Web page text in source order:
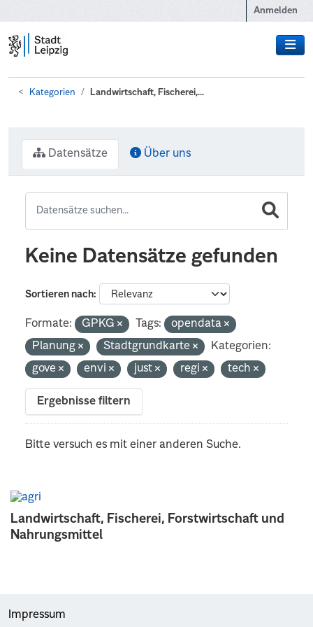
Anmelden
Kategorien Landwirtschaft, Fischerei,...
Landwirtschaft, Fischerei, Forstwirtschaft und
Nahrungsmittel
Datensätze Über uns
Keine Datensätze gefunden
Sortieren nach
Formate: GPKG Tags:
opendata
Planung
Stadtgrundkarte
Kategorien:
gove
envi just regi tech
Ergebnisse filtern
Bitte versuch es mit einer anderen Suche.
Impressum